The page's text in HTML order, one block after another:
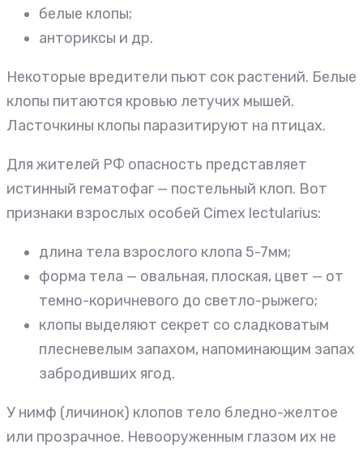
белые клопы;
анториксы и др.
Некоторые вредители пьют сок растений. Белые
клопы питаются кровью летучих мышей.
Ласточкины клопы паразитируют на птицах.
Для жителей РФ опасность представляет
истинный гематофаг — постельный клоп. Вот
признаки взрослых особей Cimex lectularius:
длина тела взрослого клопа 5-7мм;
форма тела — овальная, плоская, цвет — от
темно-коричневого до светло-рыжего;
клопы выделяют секрет со сладковатым
плесневелым запахом, напоминающим запах
забродивших ягод.
У нимф (личинок) клопов тело бледно-желтое
или прозрачное. Невооруженным глазом их не